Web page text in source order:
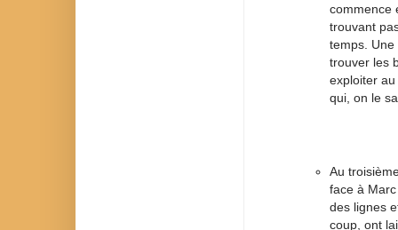
commence
trouvant
temps. Une
trouver les
exploiter
qui, on le
Au
face à
des lignes
coup, ont